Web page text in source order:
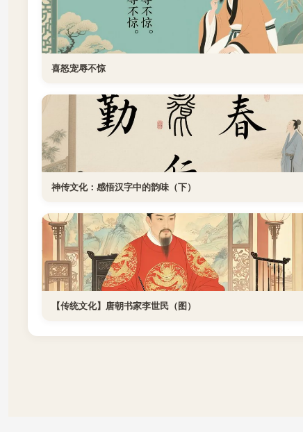
喜怒宠辱不惊
神传文化：感悟汉字中的韵味（下）
【传统文化】唐朝书家李世民（图）